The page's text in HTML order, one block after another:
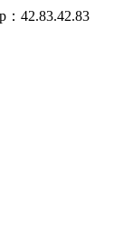
42.83.42.83